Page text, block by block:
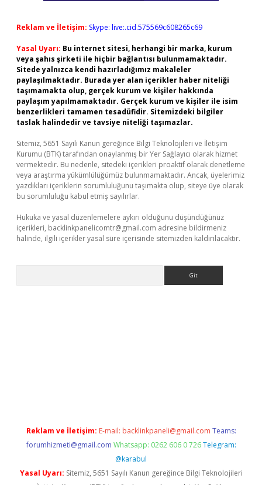
Reklam ve İletişim: Skype: live:.cid.575569c608265c69
Yasal Uyarı: Bu internet sitesi, herhangi bir marka, kurum
veya şahıs şirketi ile hiçbir bağlantısı bulunmamaktadır.
Sitede yalnızca kendi hazırladığımız makaleler
paylaşılmaktadır. Burada yer alan içerikler haber niteliği
taşımamakta olup, gerçek kurum ve kişiler hakkında
paylaşım yapılmamaktadır. Gerçek kurum ve kişiler ile isim
benzerlikleri tamamen tesadüfidir. Sitemizdeki bilgiler
taslak halindedir ve tavsiye niteliği taşımazlar.
Sitemiz, 5651 Sayılı Kanun gereğince Bilgi Teknolojileri ve İletişim
Kurumu (BTK) tarafından onaylanmış bir Yer Sağlayıcı olarak hizmet
vermektedir. Bu nedenle, sitedeki içerikleri proaktif olarak denetleme
veya araştırma yükümlülüğümüz bulunmamaktadır. Ancak, üyelerimiz
yazdıkları içeriklerin sorumluluğunu taşımakta olup, siteye üye olarak
bu sorumluluğu kabul etmiş sayılırlar.
Hukuka ve yasal düzenlemelere aykırı olduğunu düşündüğünüz
içerikleri, backlinkpanelicomtr@gmail.com adresine bildirmeniz
halinde, ilgili içerikler yasal süre içerisinde sitemizden kaldırılacaktır.
Reklam ve İletişim: E-mail: backlinkpaneli@gmail.com Teams:
forumhizmeti@gmail.com Whatsapp: 0262 606 0 726 Telegram:
@karabul
Yasal Uyarı: Sitemiz, 5651 Sayılı Kanun gereğince Bilgi Teknolojileri